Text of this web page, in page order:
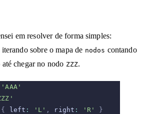
em resolver de forma simples:
iterando sobre o mapa de nodos contando
até chegar no nodo ZZZ.
'AAA'
{ left : 'L' , right : 'R'
}